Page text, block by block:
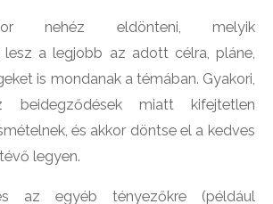
nehéz eldönteni, melyik
lesz a legjobb az adott célra, pláne,
is mondanak a témában. Gyakori,
miatt kifejtetlen
és akkor döntse el a kedves
legyen.
az egyéb tényezőkre (például